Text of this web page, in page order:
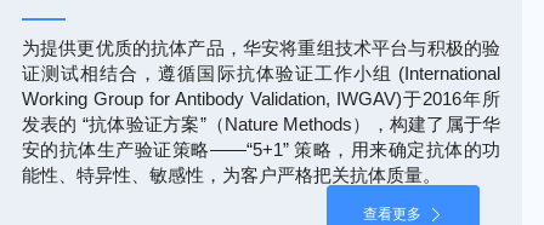
为提供更优质的抗体产品，华安将重组技术平台与积极的验
证测试相结合，遵循国际抗体验证工作小组 (International
Working Group for Antibody Validation, IWGAV)于2016年所
发表的 “抗体验证方案”（Nature Methods），构建了属于华
安的抗体生产验证策略——“5+1” 策略，用来确定抗体的功
能性、特异性、敏感性，为客户严格把关抗体质量。
查看更多